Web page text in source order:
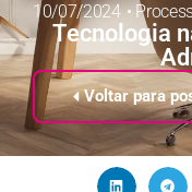
Voltar para
10/07/2024 •
Tecnologia